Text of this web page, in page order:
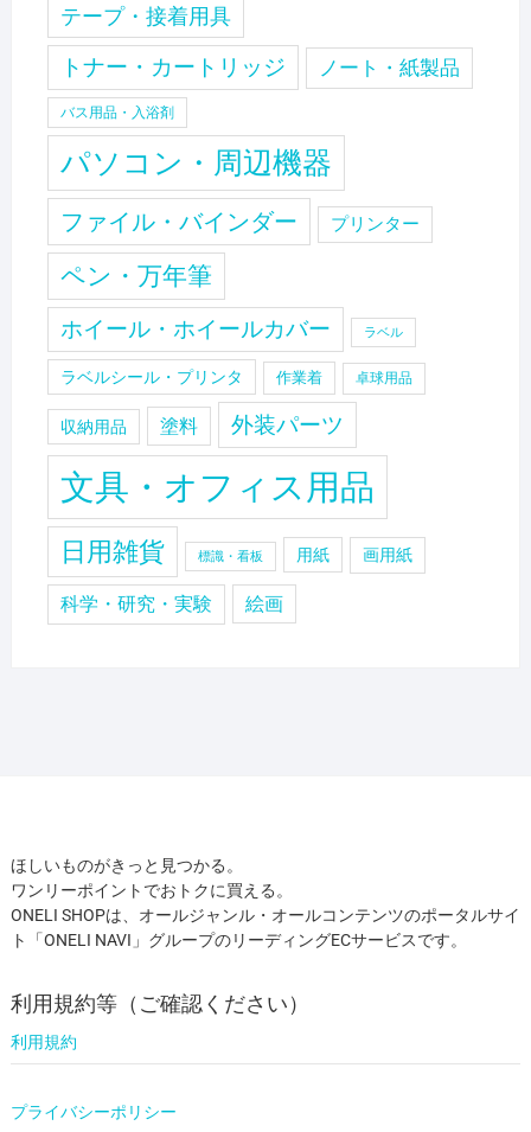
テープ・接着用具
トナー・カートリッジ ノート・紙製品
バス用品・入浴剤
パソコン・周辺機器
ファイル・バインダー プリンター
ペン・万年筆
ホイール・ホイールカバー ラベル
ラベルシール・プリンタ 作業着 卓球用品
収納用品 塗料 外装パーツ
文具・オフィス用品
日用雑貨 標識・看板 用紙 画用紙
科学・研究・実験 絵画
ほしいものがきっと見つかる。
ワンリーポイントでおトクに買える。
ONELI SHOPは、オールジャンル・オールコンテンツのポータルサイ
ト「ONELI NAVI」グループのリーディングECサービスです。
利用規約等（ご確認ください）
利用規約
プライバシーポリシー